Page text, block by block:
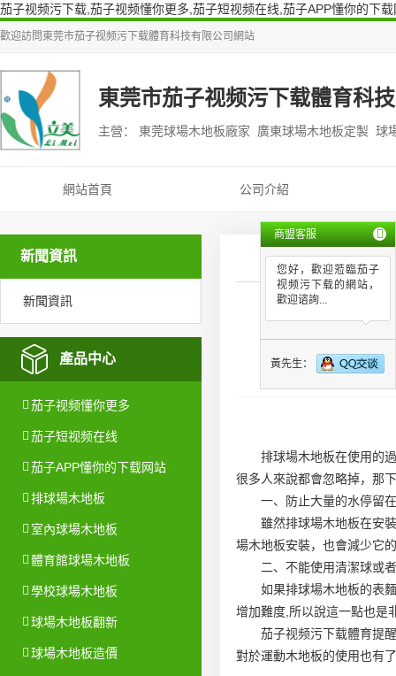
茄子视频污下载,茄子视频懂你更多,茄子短视频在线,茄子APP懂你的下载
歡迎訪問 東莞市茄子视频污下载體育科技有限公司 網站
東莞市茄子视频污下载體育科
主營： 東莞球場木地板廠家 廣東球場木地板定製 球
網站首頁 公司介紹
新聞資訊
新聞資訊
產品中心
茄子视频懂你更多
茄子短视频在线
茄子APP懂你的下载网站
排球場木地板
室內球場木地板
體育館球場木地板
學校球場木地板
球場木地板翻新
球場木地板造價
廣州排球
排球場木地板在使用的
很多人來說都會忽略掉，那
一、防止大量的水停留
雖然排球場木地板在安
場木地板安裝，也會減少它
二、不能使用清潔球或
如果排球場木地板的表
增加難度,所以說這一點也是
茄子视频污下载體育提醒
對於運動木地板的使用也有
商盟客服
您好，歡迎蒞臨茄子
视频污下载的網站，
歡迎谘詢...
黃先生：